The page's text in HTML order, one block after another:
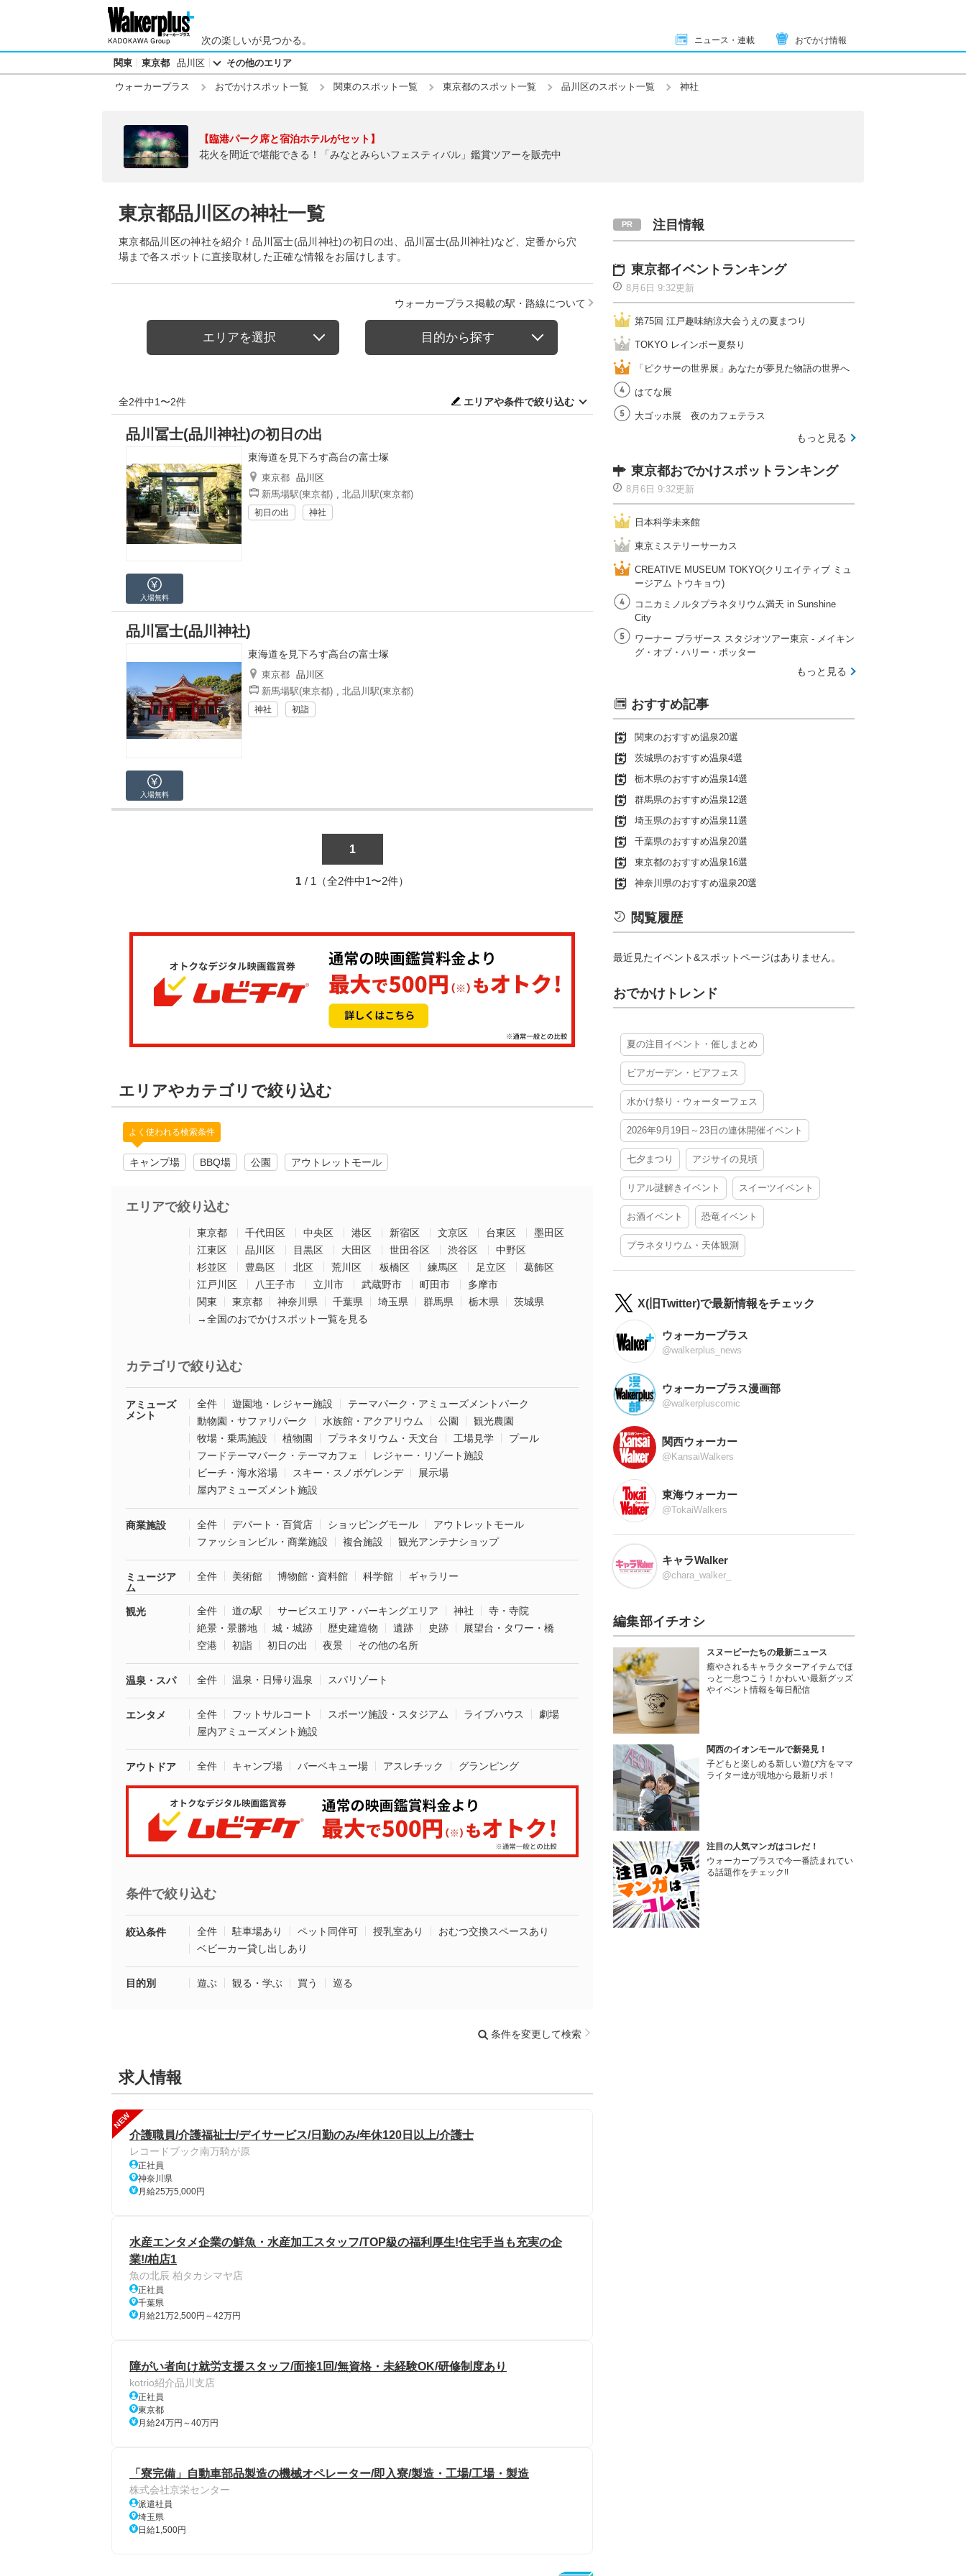
次の楽しいが見つかる。 ニュース・連載 おでかけ情報
関東 東京都 品川区 その他のエリア
ウォーカープラス おでかけスポット一覧 関東のスポット一覧 東京都のスポット一覧 品川区のスポット一覧 神社
【臨港パーク席と宿泊ホテルがセット】
花火を間近で堪能できる！「みなとみらいフェスティバル」鑑賞ツアーを販売中
東京都品川区の神社一覧
東京都品川区の神社を紹介！品川冨士(品川神社)の初日の出、品川冨士(品川神社)など、定番から穴
場まで各スポットに直接取材した正確な情報をお届けします。
ウォーカープラス掲載の駅・路線について
エリアを選択 目的から探す
全2件中1〜2件 エリアや条件で絞り込む
品川冨士(品川神社)の初日の出
東海道を見下ろす高台の富士塚
東京都 品川区
新馬場駅(東京都) , 北品川駅(東京都)
初日の出 神社
入場無料
品川冨士(品川神社)
東海道を見下ろす高台の富士塚
東京都 品川区
新馬場駅(東京都) , 北品川駅(東京都)
神社 初詣
入場無料
1
1 / 1（全2件中1〜2件）
エリアやカテゴリで絞り込む
よく使われる検索条件
キャンプ場 BBQ場 公園 アウトレットモール
エリアで絞り込む
東京都 千代田区 中央区 港区 新宿区 文京区 台東区
墨田区
江東区
品川区 目黒区 大田区 世田谷区 渋谷区
中野区
杉並区
豊島区 北区 荒川区 板橋区 練馬区 足立区
葛飾区
江戸川区
八王子市 立川市 武蔵野市 町田市
多摩市
関東
東京都 神奈川県 千葉県 埼玉県 群馬県 栃木県
茨城県
→全国のおでかけスポット一覧を見る
カテゴリで絞り込む
アミューズ
メント
全件 遊園地・レジャー施設
テーマパーク・アミューズメントパーク
動物園・サファリパーク
水族館・アクアリウム 公園
観光農園
牧場・乗馬施設
植物園 プラネタリウム・天文台 工場見学
プール
フードテーマパーク・テーマカフェ
レジャー・リゾート施設
ビーチ・海水浴場
スキー・スノボゲレンデ
展示場
屋内アミューズメント施設
商業施設 全件 デパート・百貨店 ショッピングモール
アウトレットモール
ファッションビル・商業施設
複合施設 観光アンテナショップ
ミュージア
ム
全件 美術館 博物館・資料館 科学館 ギャラリー
観光 全件 道の駅 サービスエリア・パーキングエリア 神社
寺・寺院
絶景・景勝地
城・城跡 歴史建造物 遺跡 史跡
展望台・タワー・橋
空港
初詣 初日の出 夜景 その他の名所
温泉・スパ 全件 温泉・日帰り温泉 スパリゾート
エンタメ 全件 フットサルコート スポーツ施設・スタジアム ライブハウス
劇場
屋内アミューズメント施設
アウトドア 全件 キャンプ場 バーベキュー場 アスレチック グランピング
条件で絞り込む
絞込条件 全件 駐車場あり ペット同伴可 授乳室あり
おむつ交換スペースあり
ベビーカー貸し出しあり
目的別 遊ぶ 観る・学ぶ 買う 巡る
条件を変更して検索
求人情報
NEW
介護職員/介護福祉士/デイサービス/日勤のみ/年休120日以上/介護士
レコードブック南万騎が原
正社員
神奈川県
月給25万5,000円
水産エンタメ企業の鮮魚・水産加工スタッフ/TOP級の福利厚生!住宅手当も充実の企
業!/柏店1
魚の北辰 柏タカシマヤ店
正社員
千葉県
月給21万2,500円～42万円
障がい者向け就労支援スタッフ/面接1回/無資格・未経験OK/研修制度あり
kotrio紹介品川支店
正社員
東京都
月給24万円～40万円
「寮完備」自動車部品製造の機械オペレーター/即入寮/製造・工場/工場・製造
株式会社京栄センター
派遣社員
埼玉県
日給1,500円
注目情報
東京都イベントランキング
8月6日 9:32更新
第75回 江戸趣味納涼大会うえの夏まつり
TOKYO レインボー夏祭り
「ピクサーの世界展」あなたが夢見た物語の世界へ
はてな展
大ゴッホ展 夜のカフェテラス
もっと見る
東京都おでかけスポットランキング
8月6日 9:32更新
日本科学未来館
東京ミステリーサーカス
CREATIVE MUSEUM TOKYO(クリエイティブ ミュ
ージアム トウキョウ)
コニカミノルタプラネタリウム満天 in Sunshine
City
ワーナー ブラザース スタジオツアー東京 ‐ メイキン
グ・オブ・ハリー・ポッター
もっと見る
おすすめ記事
関東のおすすめ温泉20選
茨城県のおすすめ温泉4選
栃木県のおすすめ温泉14選
群馬県のおすすめ温泉12選
埼玉県のおすすめ温泉11選
千葉県のおすすめ温泉20選
東京都のおすすめ温泉16選
神奈川県のおすすめ温泉20選
閲覧履歴
最近見たイベント&スポットページはありません。
おでかけトレンド
夏の注目イベント・催しまとめ
ビアガーデン・ビアフェス
水かけ祭り・ウォーターフェス
2026年9月19日～23日の連休開催イベント
七夕まつり アジサイの見頃
リアル謎解きイベント スイーツイベント
お酒イベント 恐竜イベント
プラネタリウム・天体観測
X(旧Twitter)で最新情報をチェック
ウォーカープラス
@walkerplus_news
ウォーカープラス漫画部
@walkerpluscomic
関西ウォーカー
@KansaiWalkers
東海ウォーカー
@TokaiWalkers
キャラWalker
@chara_walker_
編集部イチオシ
スヌーピーたちの最新ニュース
癒やされるキャラクターアイテムでほ
っと一息つこう！かわいい最新グッズ
やイベント情報を毎日配信
関西のイオンモールで新発見！
子どもと楽しめる新しい遊び方をママ
ライター達が現地から最新リポ！
注目の人気マンガはコレだ！
ウォーカープラスで今一番読まれてい
る話題作をチェック!!